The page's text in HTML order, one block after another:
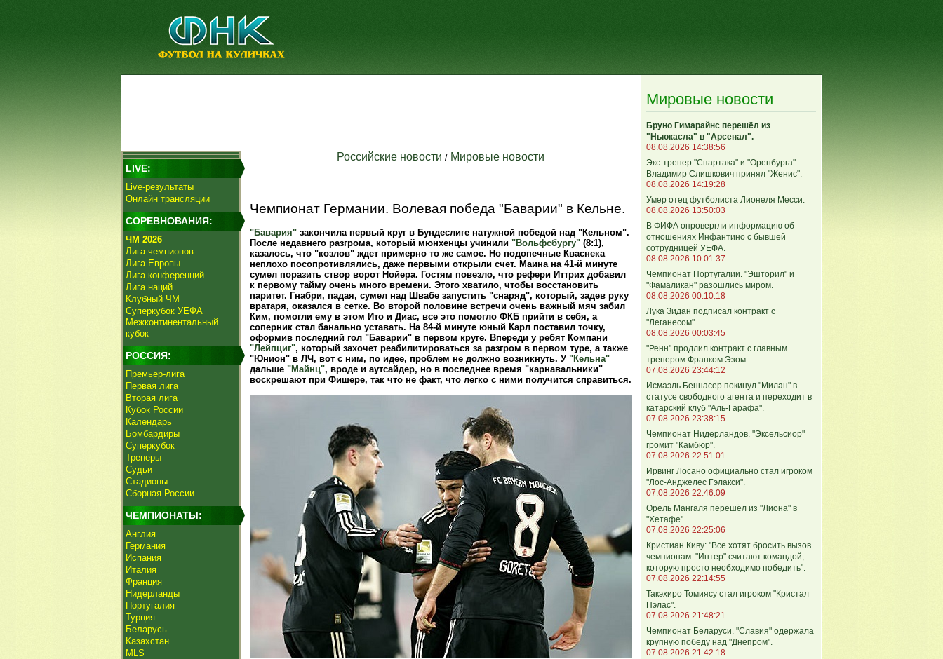
LIVE:
Live-результаты
Онлайн трансляции
СОРЕВНОВАНИЯ:
ЧМ 2026
Лига чемпионов
Лига Европы
Лига конференций
Лига наций
Клубный ЧМ
Суперкубок УЕФА
Межконтинентальный
кубок
РОССИЯ:
Премьер-лига
Первая лига
Вторая лига
Кубок России
Календарь
Бомбардиры
Суперкубок
Тренеры
Судьи
Стадионы
Сборная России
ЧЕМПИОНАТЫ:
Англия
Германия
Испания
Италия
Франция
Нидерланды
Португалия
Турция
Беларусь
Казахстан
MLS
Российские новости / Мировые новости
Чемпионат Германии. Волевая победа "Баварии" в Кельне.
"Бавария"закончила первый круг в Бундеслиге натужной победой над "Кельном".
После недавнего разгрома, который мюнхенцы учинили "Вольфсбургу"(8:1),
казалось, что "козлов" ждет примерно то же самое. Но подопечные Кваснека
неплохо посопротивлялись, даже первыми открыли счет. Маина на 41-й минуте
сумел поразить створ ворот Нойера. Гостям повезло, что рефери Иттрих добавил
к первому тайму очень много времени. Этого хватило, чтобы восстановить
паритет. Гнабри, падая, сумел над Швабе запустить "снаряд", который, задев руку
вратаря, оказался в сетке. Во второй половине встречи очень важный мяч забил
Ким, помогли ему в этом Ито и Диас, все это помогло ФКБ прийти в себя, а
соперник стал банально уставать. На 84-й минуте юный Карл поставил точку,
оформив последний гол "Баварии" в первом круге. Впереди у ребят Компани
"Лейпциг", который захочет реабилитироваться за разгром в первом туре, а также
"Юнион" в ЛЧ, вот с ним, по идее, проблем не должно возникнуть. У "Кельна"
дальше "Майнц", вроде и аутсайдер, но в последнее время "карнавальники"
воскрешают при Фишере, так что не факт, что легко с ними получится справиться.
Мировые новости
Бруно Гимарайнс перешёл из
"Ньюкасла" в "Арсенал".
08.08.2026 14:38:56
Экс-тренер "Спартака" и "Оренбурга"
Владимир Слишкович принял "Женис".
08.08.2026 14:19:28
Умер отец футболиста Лионеля Месси.
08.08.2026 13:50:03
В ФИФА опровергли информацию об
отношениях Инфантино с бывшей
сотрудницей УЕФА.
08.08.2026 10:01:37
Чемпионат Португалии. "Эшторил" и
"Фамаликан" разошлись миром.
08.08.2026 00:10:18
Лука Зидан подписал контракт с
"Леганесом".
08.08.2026 00:03:45
"Ренн" продлил контракт с главным
тренером Франком Эзом.
07.08.2026 23:44:12
Исмаэль Беннасер покинул "Милан" в
статусе свободного агента и переходит в
катарский клуб "Аль-Гарафа".
07.08.2026 23:38:15
Чемпионат Нидерландов. "Эксельсиор"
громит "Камбюр".
07.08.2026 22:51:01
Ирвинг Лосано официально стал игроком
"Лос-Анджелес Гэлакси".
07.08.2026 22:46:09
Орель Мангаля перешёл из "Лиона" в
"Хетафе".
07.08.2026 22:25:06
Кристиан Киву: "Все хотят бросить вызов
чемпионам. "Интер" считают командой,
которую просто необходимо победить".
07.08.2026 22:14:55
Такэхиро Томиясу стал игроком "Кристал
Пэлас".
07.08.2026 21:48:21
Чемпионат Беларуси. "Славия" одержала
крупную победу над "Днепром".
07.08.2026 21:42:18